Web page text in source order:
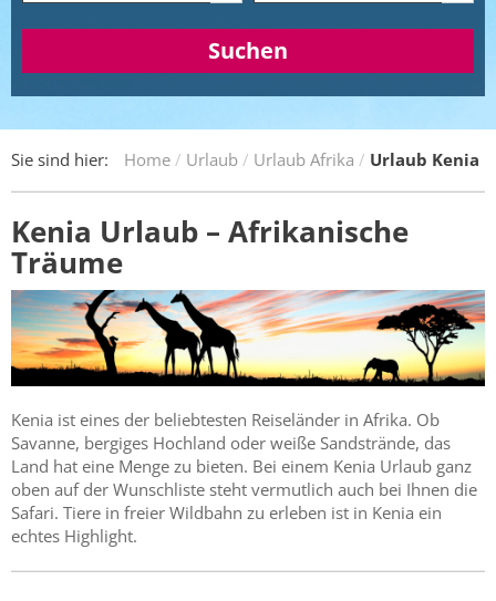
Suchen
Sie sind hier: Home Urlaub Urlaub Afrika Urlaub Kenia
Kenia Urlaub – Afrikanische
Träume
Kenia ist eines der beliebtesten Reiseländer in Afrika. Ob
Savanne, bergiges Hochland oder weiße Sandstrände, das
Land hat eine Menge zu bieten. Bei einem Kenia Urlaub ganz
oben auf der Wunschliste steht vermutlich auch bei Ihnen die
Safari. Tiere in freier Wildbahn zu erleben ist in Kenia ein
echtes Highlight.